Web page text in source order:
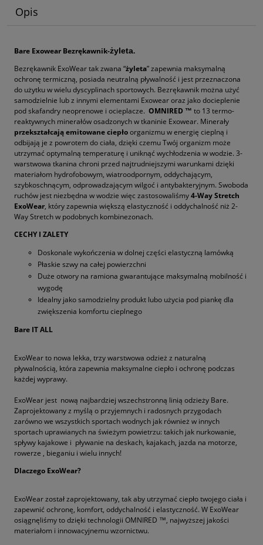
Opis
Bare Exowear Bezrękawnik-żyleta.
Bezrękawnik ExoWear tak zwana “żyleta” zapewnia maksymalną
ochronę termiczną, posiada neutralną pływalność i jest przeznaczona
do użytku w wielu dyscyplinach sportowych. Bezrękawnik można użyć
samodzielnie lub z innymi elementami Exowear oraz jako docieplenie
pod skafandry neoprenowe i ocieplacze. OMNIRED ™ to 13 termo-
reaktywnych minerałów osadzonych w tkaninie Exowear. Minerały
przekształcają emitowane ciepłoorganizmu w energię cieplną i
odbijają je z powrotem do ciała, dzięki czemu Twój organizm może
utrzymać optymalną temperaturę i uniknąć wychłodzenia w wodzie. 3-
warstwowa tkanina chroni przed najtrudniejszymi warunkami dzięki
materiałom hydrofobowym, wiatroodpornym, oddychającym,
szybkoschnącym, odprowadzającym wilgoć i antybakteryjnym. Swoboda
ruchów jest niezbędna w wodzie więc zastosowaliśmy4-Way Stretch
ExoWear, który zapewnia większą elastyczność i oddychalność niż 2-
Way Stretch w podobnych kombinezonach.
CECHY I ZALETY
Doskonale wykończenia w dolnej części elastyczną lamówką
Płaskie szwy na całej powierzchni
Duże otwory na ramiona gwarantujące maksymalną mobilność i
wygodę
Idealny jako samodzielny produkt lubo użycia pod piankę dla
zwiększenia komfortu cieplnego
Bare IT ALL
ExoWear to nowa lekka, trzy warstwowa odzież z naturalną
pływalnością, która zapewnia maksymalne ciepło i ochronę podczas
każdej wyprawy.
ExoWear jest nową najbardziej wszechstronną linią odzieży Bare.
Zaprojektowany z myślą o przyjemnych i radosnych przygodach
zarówno we wszystkich sportach wodnych jak również w innych
sportach uprawianych na świeżym powietrzu: takich jak nurkowanie,
spływy kajakowe i pływanie na deskach, kajakach, jazda na motorze,
rowerze , bieganiu i wielu innych!
Dlaczego ExoWear?
ExoWear został zaprojektowany, tak aby utrzymać ciepło twojego ciała i
zapewnić ochronę, komfort, oddychalność i elastyczność. W ExoWear
osiągnęliśmy to dzięki technologii OMNIRED ™, najwyższej jakości
materiałom i innowacyjnemu wzornictwu.